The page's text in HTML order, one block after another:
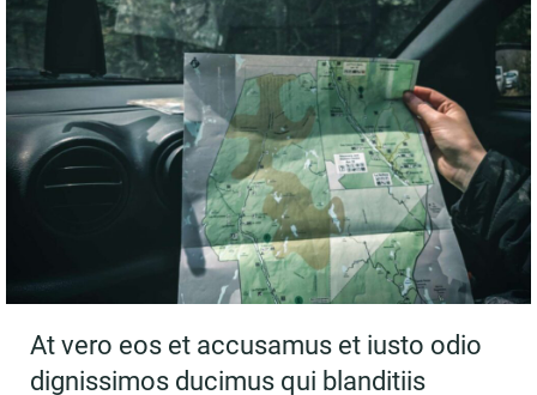
At vero eos et accusamus et iusto odio
dignissimos ducimus qui blanditiis